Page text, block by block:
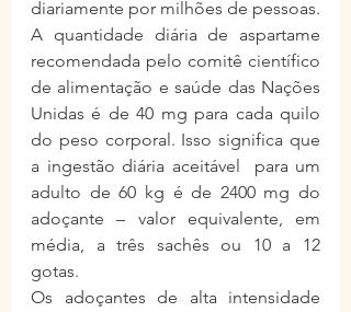
diariamente por milhões de pessoas.
A quantidade diária de aspartame
recomendada pelo comitê científico
de alimentação e saúde das Nações
Unidas é de 40 mg para cada quilo
do peso corporal. Isso significa que
a ingestão diária aceitável  para um
adulto de 60 kg é de 2400 mg do
adoçante – valor equivalente, em
média, a três sachês ou 10 a 12
gotas.
Os adoçantes de alta intensidade